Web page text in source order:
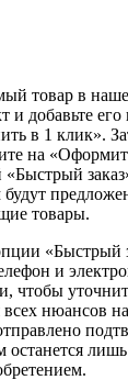
товар в
добавьте его
в 1 клик».
на
товары.
«Быстрый
и
чтобы
всех нюансов